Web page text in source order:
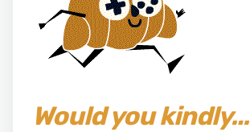
Would you kindly…